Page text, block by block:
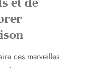
des merveilles